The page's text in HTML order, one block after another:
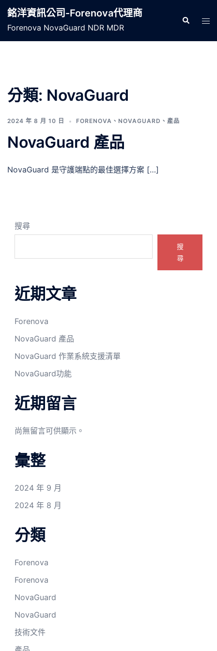
至
要
銘洋資訊公司-Forenova代理商
Forenova NovaGuard NDR MDR
Search
分類: NovaGuard
2024 年 8 月 10 日 FORENOVA 、 NOVAGUARD 、 產品
NovaGuard 產品
NovaGuard 是守護端點的最佳選擇方案 […]
搜尋
搜
尋
近期文章
Forenova
NovaGuard 產品
NovaGuard 作業系統支援清單
NovaGuard功能
近期留言
尚無留言可供顯示。
彙整
2024 年 9 月
2024 年 8 月
分類
Forenova
Forenova
NovaGuard
NovaGuard
技術文件